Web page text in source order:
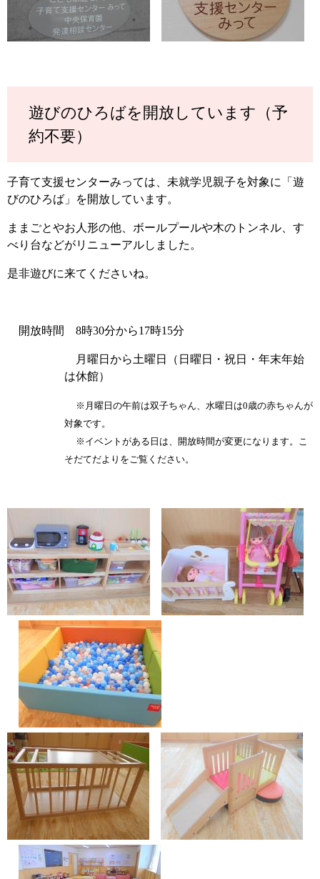
遊びのひろばを開放しています（予
約不要）
子育て支援センターみっては、未就学児親子を対象に「遊
びのひろば」を開放しています。
ままごとやお人形の他、ボールプールや木のトンネル、す
べり台などがリニューアルしました。
是非遊びに来てくださいね。
開放時間 8時30分から17時15分
月曜日から土曜日（日曜日・祝日・年末年始
は休館）
※月曜日の午前は双子ちゃん、水曜日は0歳の赤ちゃんが
対象です。
※イベントがある日は、開放時間が変更になります。こ
そだてだよりをご覧ください。